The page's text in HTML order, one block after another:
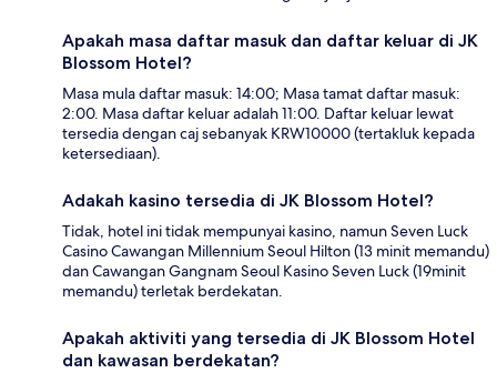
Apakah masa daftar masuk dan daftar keluar di JK
Blossom Hotel?
Masa mula daftar masuk: 14:00; Masa tamat daftar masuk:
2:00. Masa daftar keluar adalah 11:00. Daftar keluar lewat
tersedia dengan caj sebanyak KRW10000 (tertakluk kepada
ketersediaan).
Adakah kasino tersedia di JK Blossom Hotel?
Tidak, hotel ini tidak mempunyai kasino, namun Seven Luck
Casino Cawangan Millennium Seoul Hilton (13 minit memandu)
dan Cawangan Gangnam Seoul Kasino Seven Luck (19minit
memandu) terletak berdekatan.
Apakah aktiviti yang tersedia di JK Blossom Hotel
dan kawasan berdekatan?